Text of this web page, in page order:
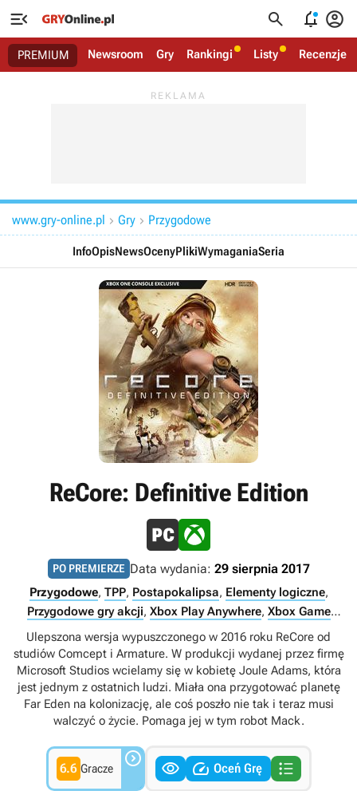
   
PREMIUM Newsroom Gry Rankingi Listy Recenzje
www.gry-online.pl  Gry  Przygodowe
InfoOpisNewsOcenyPlikiWymaganiaSeria
ReCore: Definitive Edition
PO PREMIERZE Data wydania: 29 sierpnia 2017
Przygodowe, TPP, Postapokalipsa, Elementy logiczne,
Przygodowe gry akcji, Xbox Play Anywhere, Xbox Game
Pass Ultimate
Singleplayer Xbox Game Pass Premium
PC
Game Pass
Ulepszona wersja wypuszczonego w 2016 roku ReCore od
studiów Comcept i Armature. W produkcji wydanej przez firmę
Microsoft Studios wcielamy się w kobietę Joule Adams, która
jest jednym z ostatnich ludzi. Miała ona przygotować planetę
Far Eden na kolonizację, ale coś poszło nie tak i teraz musi
walczyć o życie. Pomaga jej w tym robot Mack.
6.6 Gracze    Oceń Grę 